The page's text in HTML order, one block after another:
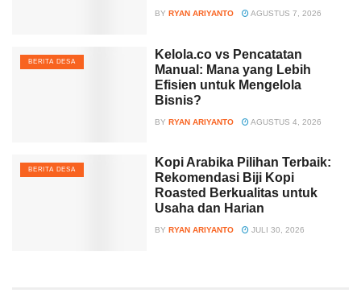
BY RYAN ARIYANTO AGUSTUS 7, 2026
BERITA DESA
Kelola.co vs Pencatatan
Manual: Mana yang Lebih
Efisien untuk Mengelola
Bisnis?
BY RYAN ARIYANTO AGUSTUS 4, 2026
BERITA DESA
Kopi Arabika Pilihan Terbaik:
Rekomendasi Biji Kopi
Roasted Berkualitas untuk
Usaha dan Harian
BY RYAN ARIYANTO JULI 30, 2026